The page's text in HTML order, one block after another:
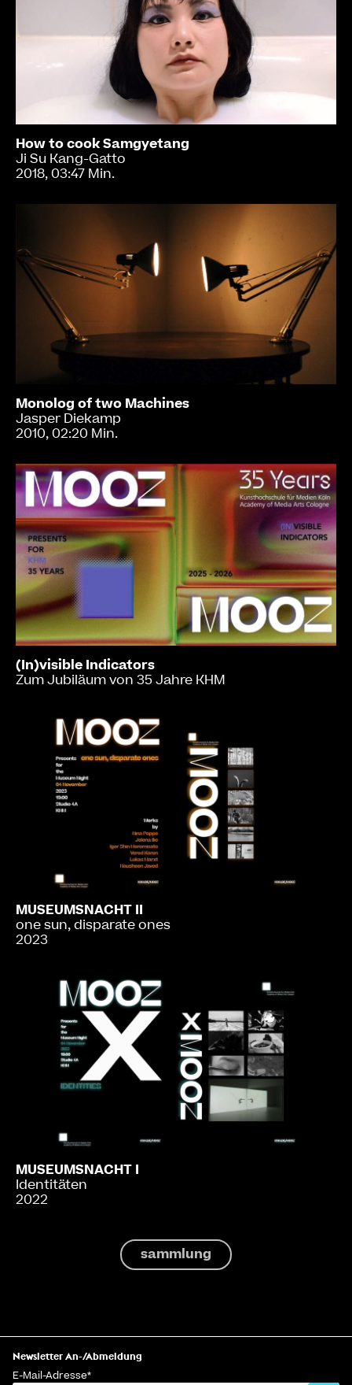
How to cook Samgyetang
Ji Su Kang-Gatto
2018, 03:47 Min.
Monolog of two Machines
Jasper Diekamp
2010, 02:20 Min.
(In)visible Indicators
Zum Jubiläum von 35 Jahre KHM
MUSEUMSNACHT II
one sun, disparate ones
2023
MUSEUMSNACHT I
Identitäten
2022
sammlung
Newsletter An-/Abmeldung
E-Mail-Adresse*